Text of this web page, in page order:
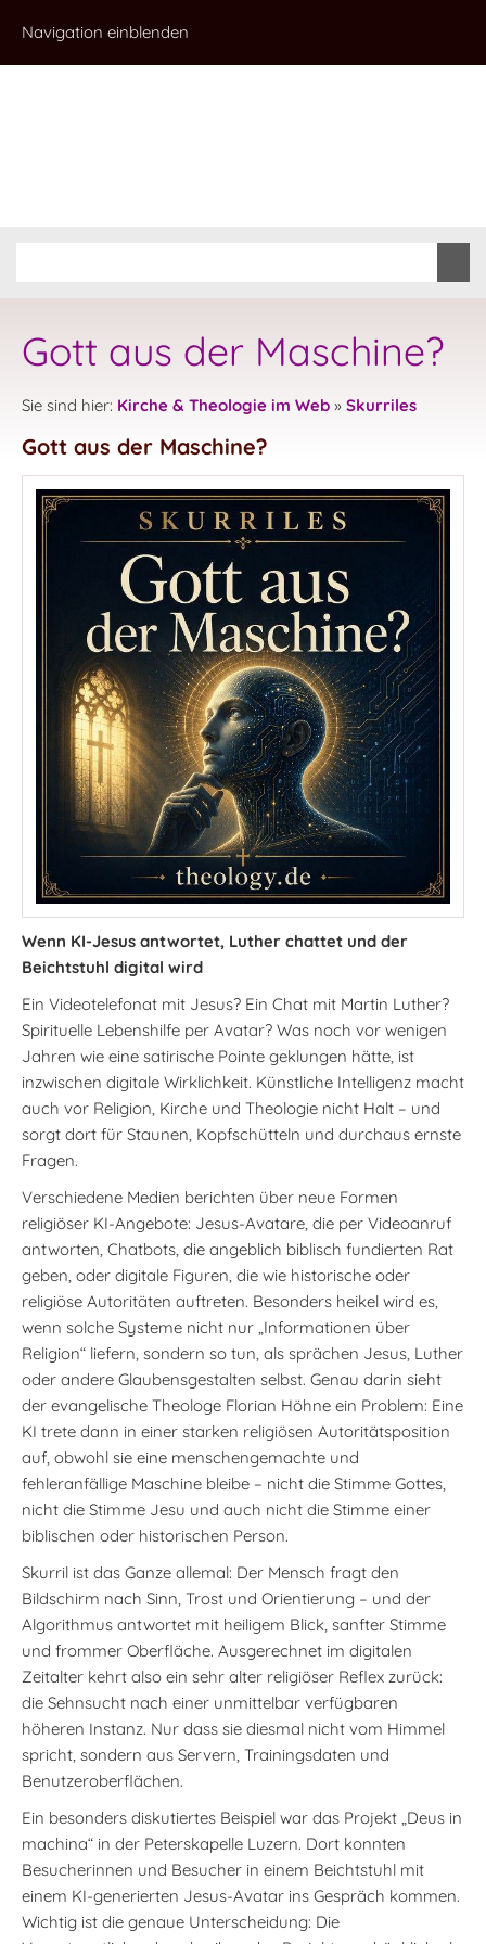
Navigation einblenden
Gott aus der Maschine?
Sie sind hier: Kirche & Theologie im Web » Skurriles
Gott aus der Maschine?
Wenn KI-Jesus antwortet, Luther chattet und der
Beichtstuhl digital wird
Ein Videotelefonat mit Jesus? Ein Chat mit Martin Luther?
Spirituelle Lebenshilfe per Avatar? Was noch vor wenigen
Jahren wie eine satirische Pointe geklungen hätte, ist
inzwischen digitale Wirklichkeit. Künstliche Intelligenz macht
auch vor Religion, Kirche und Theologie nicht Halt – und
sorgt dort für Staunen, Kopfschütteln und durchaus ernste
Fragen.
Verschiedene Medien berichten über neue Formen
religiöser KI-Angebote: Jesus-Avatare, die per Videoanruf
antworten, Chatbots, die angeblich biblisch fundierten Rat
geben, oder digitale Figuren, die wie historische oder
religiöse Autoritäten auftreten. Besonders heikel wird es,
wenn solche Systeme nicht nur „Informationen über
Religion“ liefern, sondern so tun, als sprächen Jesus, Luther
oder andere Glaubensgestalten selbst. Genau darin sieht
der evangelische Theologe Florian Höhne ein Problem: Eine
KI trete dann in einer starken religiösen Autoritätsposition
auf, obwohl sie eine menschengemachte und
fehleranfällige Maschine bleibe – nicht die Stimme Gottes,
nicht die Stimme Jesu und auch nicht die Stimme einer
biblischen oder historischen Person.
Skurril ist das Ganze allemal: Der Mensch fragt den
Bildschirm nach Sinn, Trost und Orientierung – und der
Algorithmus antwortet mit heiligem Blick, sanfter Stimme
und frommer Oberfläche. Ausgerechnet im digitalen
Zeitalter kehrt also ein sehr alter religiöser Reflex zurück:
die Sehnsucht nach einer unmittelbar verfügbaren
höheren Instanz. Nur dass sie diesmal nicht vom Himmel
spricht, sondern aus Servern, Trainingsdaten und
Benutzeroberflächen.
Ein besonders diskutiertes Beispiel war das Projekt „Deus in
machina“ in der Peterskapelle Luzern. Dort konnten
Besucherinnen und Besucher in einem Beichtstuhl mit
einem KI-generierten Jesus-Avatar ins Gespräch kommen.
Wichtig ist die genaue Unterscheidung: Die